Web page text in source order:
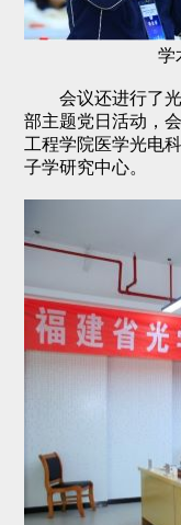
学
会议还进行了
部主题党日活动，
工程学院医学光电
子学研究中心。